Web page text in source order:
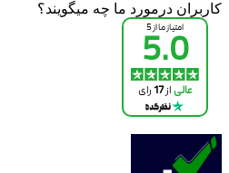
کاربران درمورد ما چه میگویند؟